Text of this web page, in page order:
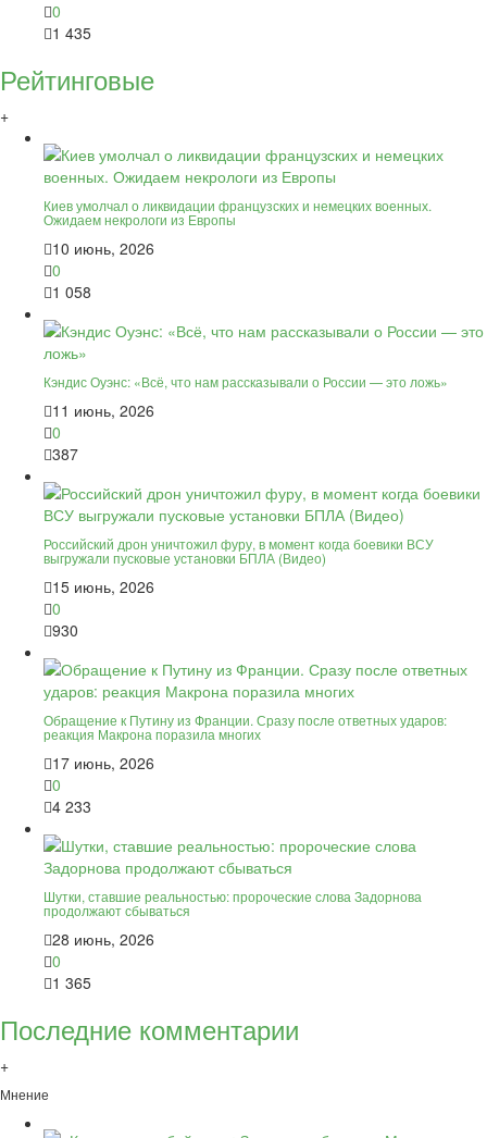
0
1 435
Рейтинговые
+
Киев умолчал о ликвидации французских и немецких военных.
Ожидаем некрологи из Европы
10 июнь, 2026
0
1 058
Кэндис Оуэнс: «Всё, что нам рассказывали о России — это ложь»
11 июнь, 2026
0
387
Российский дрон уничтожил фуру, в момент когда боевики ВСУ
выгружали пусковые установки БПЛА (Видео)
15 июнь, 2026
0
930
Обращение к Путину из Франции. Сразу после ответных ударов:
реакция Макрона поразила многих
17 июнь, 2026
0
4 233
Шутки, ставшие реальностью: пророческие слова Задорнова
продолжают сбываться
28 июнь, 2026
0
1 365
Последние комментарии
+
Мнение